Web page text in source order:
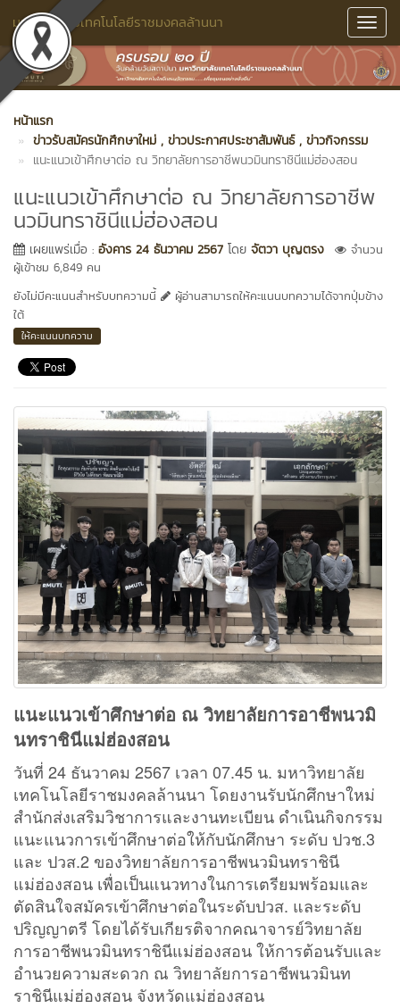
มหาวิทยาลัยเทคโนโลยีราชมงคลล้านนา
หน้าแรก
ข่าวรับสมัครนักศึกษาใหม่ , ข่าวประกาศประชาสัมพันธ์ , ข่าวกิจกรรม
แนะแนวเข้าศึกษาต่อ ณ วิทยาลัยการอาชีพนวมินทราชินีแม่ฮ่องสอน
แนะแนวเข้าศึกษาต่อ ณ วิทยาลัยการอาชีพ
นวมินทราชินีแม่ฮ่องสอน
เผยแพร่เมื่อ : อังคาร 24 ธันวาคม 2567 โดย จัตวา บุญตรง
จำนวน
ผู้เข้าชม 6,849 คน
ยังไม่มีคะแนนสำหรับบทความนี้
ผู้อ่านสามารถให้คะแนนบทความได้จากปุ่มข้าง
ใต้
ให้คะแนนบทความ
แนะแนวเข้าศึกษาต่อ ณ วิทยาลัยการอาชีพนวมิ
นทราชินีแม่ฮ่องสอน
วันที่ 24 ธันวาคม 2567 เวลา 07.45 น. มหาวิทยาลัย
เทคโนโลยีราชมงคลล้านนา โดยงานรับนักศึกษาใหม่
สำนักส่งเสริมวิชาการและงานทะเบียน ดำเนินกิจกรรม
แนะแนวการเข้าศึกษาต่อให้กับนักศึกษา ระดับ ปวช.3
และ ปวส.2 ของวิทยาลัยการอาชีพนวมินทราชินี
แม่ฮ่องสอน เพื่อเป็นแนวทางในการเตรียมพร้อมและ
ตัดสินใจสมัครเข้าศึกษาต่อในระดับปวส. และระดับ
ปริญญาตรี โดยได้รับเกียรติจากคณาจารย์วิทยาลัย
การอาชีพนวมินทราชินีแม่ฮ่องสอน ให้การต้อนรับและ
อำนวยความสะดวก ณ วิทยาลัยการอาชีพนวมินท
ราชินีแม่ฮ่องสอน จังหวัดแม่ฮ่องสอน